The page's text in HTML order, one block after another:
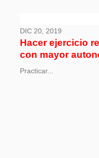
DIC 20, 2019
Hacer ejercicio
con mayor
Practicar...